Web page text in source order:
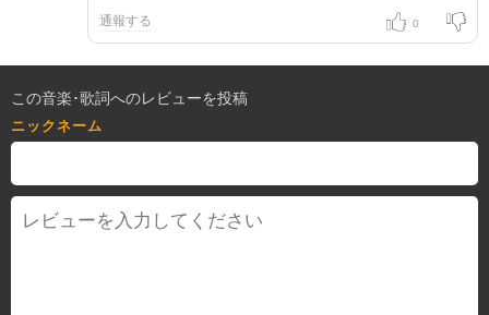
通報する 0
この音楽･歌詞へのレビューを投稿
ニックネーム